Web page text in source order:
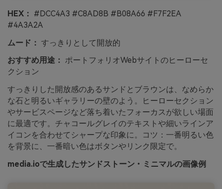
HEX： #DCC4A3 #C8AD8B #B08A66 #F7F2EA
#4A3A2A
ムード： すっきりとして開放的
おすすめ用途： ポートフォリオWebサイトのヒーローセ
クション
すっきりした開放感のあるサンドとブラウンは、なめらか
な石と明るいギャラリーの壁のよう。ヒーローセクション
やサービスページなど落ち着いたフォーカスが欲しい場面
に最適です。チャコールグレイのテキストや細いラインア
イコンを合わせてシャープな印象に。コツ：一番明るい色
を背景に、一番暗い色はボタンやリンク限定で。
media.ioで生成したサンドストーン・ミニマルの画像例